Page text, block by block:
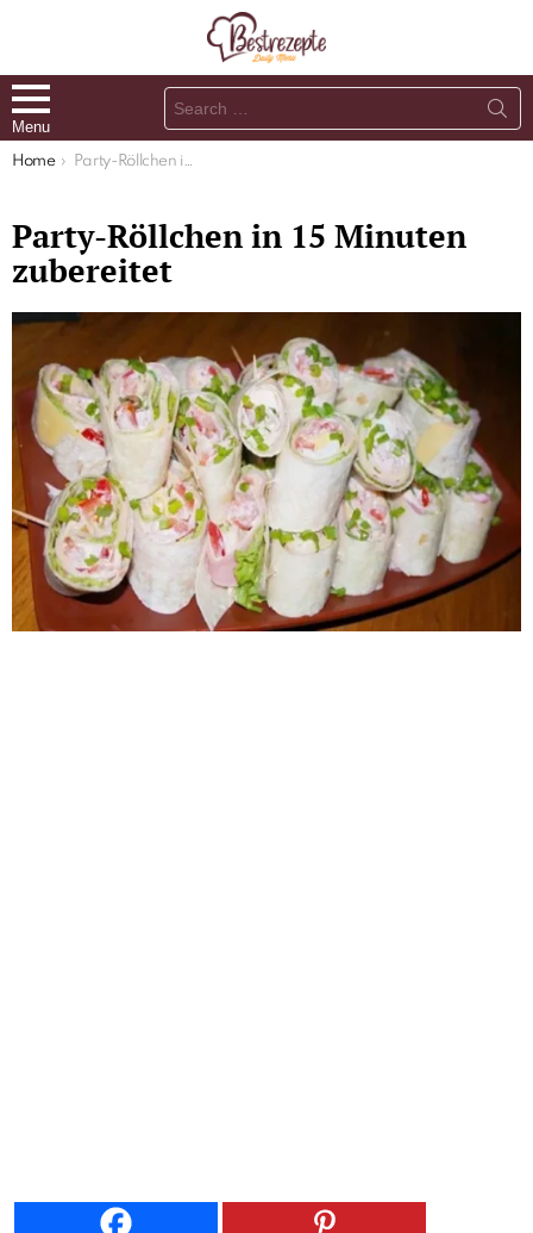
Menu
Search
for:
You are here:
Home Party-Röllchen in 15 Minuten zubereitet
Party-Röllchen in 15 Minuten
zubereitet